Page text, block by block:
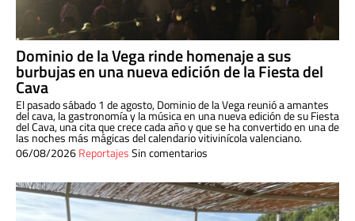
Dominio de la Vega rinde homenaje a sus
burbujas en una nueva edición de la Fiesta del
Cava
El pasado sábado 1 de agosto, Dominio de la Vega reunió a amantes
del cava, la gastronomía y la música en una nueva edición de su Fiesta
del Cava, una cita que crece cada año y que se ha convertido en una de
las noches más mágicas del calendario vitivinícola valenciano.
06/08/2026ReportajesSin comentarios